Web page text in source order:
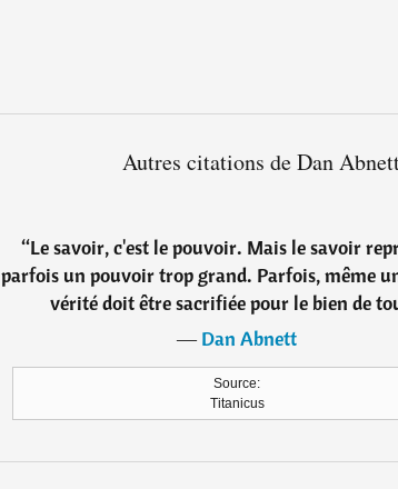
Autres citations de Dan
“Le savoir, c'est le pouvoir. Mais le savoir
parfois un pouvoir trop grand. Parfois, même
vérité doit être sacrifiée pour le bien de
―Dan Abnett
Source:
Titanicus